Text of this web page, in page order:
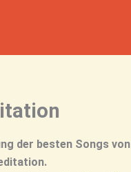
der besten Songs von